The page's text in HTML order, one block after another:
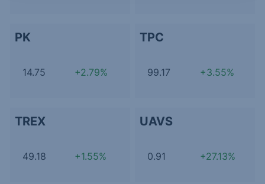
PK
14.75 +2.79%
TPC
99.17 +3.55%
TREX
49.18 +1.55%
UAVS
0.91 +27.13%